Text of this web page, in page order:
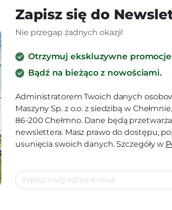
Zapisz się do
Nie przegap żadnych okazji!
Otrzymuj ekskluzywne
Bądź na bieżąco z nowościami.
Administratorem Twoich danych
Maszyny Sp. z o.o. z siedzibą w
86-200 Chełmno. Dane będą
newslettera. Masz prawo do dostępu,
usunięcia swoich danych. Szczegóły w